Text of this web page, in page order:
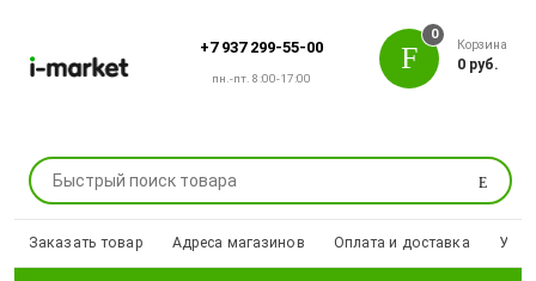
+7 937 299-55-00
пн.-пт. 8:00-17:00
Поиск
0
Корзина
0 руб.
Заказать товар Адреса магазинов Оплата и доставка